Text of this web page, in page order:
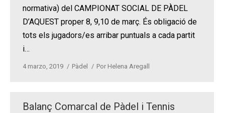
normativa) del CAMPIONAT SOCIAL DE PÀDEL
D’AQUEST proper 8, 9,10 de març. És obligació de
tots els jugadors/es arribar puntuals a cada partit
i…
4 marzo, 2019 Pàdel Por Helena Aregall
Balanç Comarcal de Pàdel i Tennis